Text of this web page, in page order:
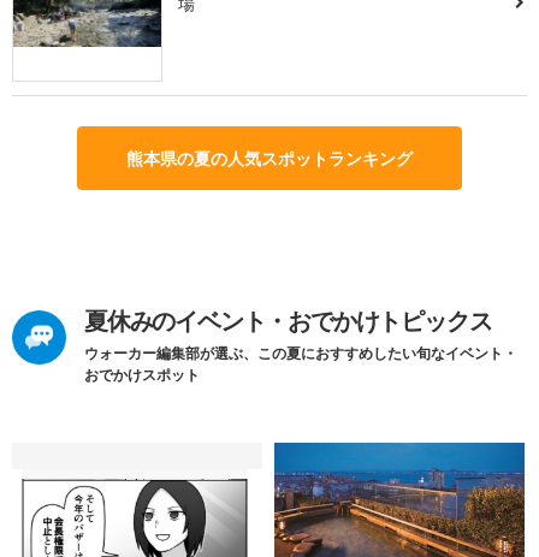
熊本県の夏の人気スポットランキング
夏休みのイベント・おでかけトピックス
ウォーカー編集部が選ぶ、この夏におすすめしたい旬なイベント・
おでかけスポット